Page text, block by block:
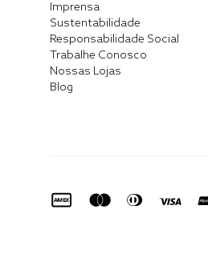
Imprensa
Sustentabilidade
Responsabilidade Social
Trabalhe Conosco
Nossas Lojas
Blog